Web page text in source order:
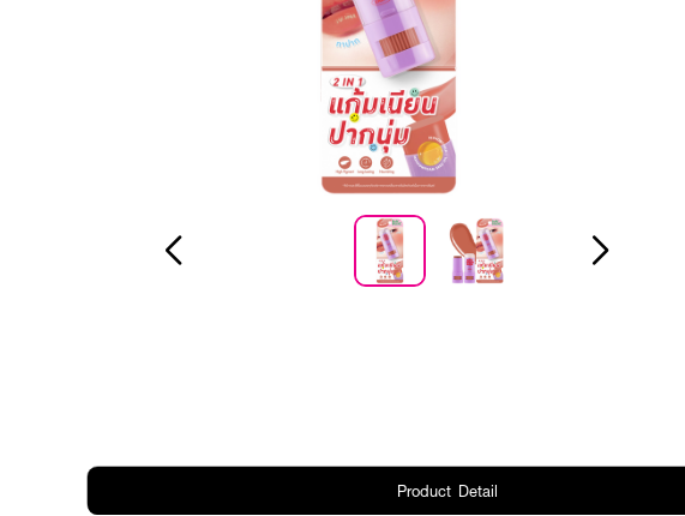
Product Detail